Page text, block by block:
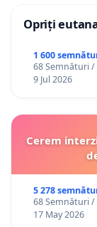
Opriți
1 600
68 Semnături /
9 Jul 2026
Cerem
5 278
68 Semnături /
17 May 2026